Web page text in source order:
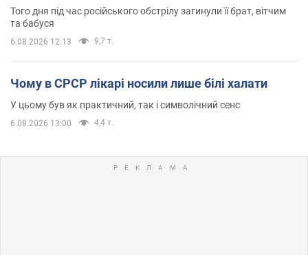
Того дня під час російського обстрілу загинули її брат, вітчим
та бабуся
6.08.2026 12:13 9,7 т.
Чому в СРСР лікарі носили лише білі халати
У цьому був як практичний, так і символічний сенс
6.08.2026 13:00 4,4 т.